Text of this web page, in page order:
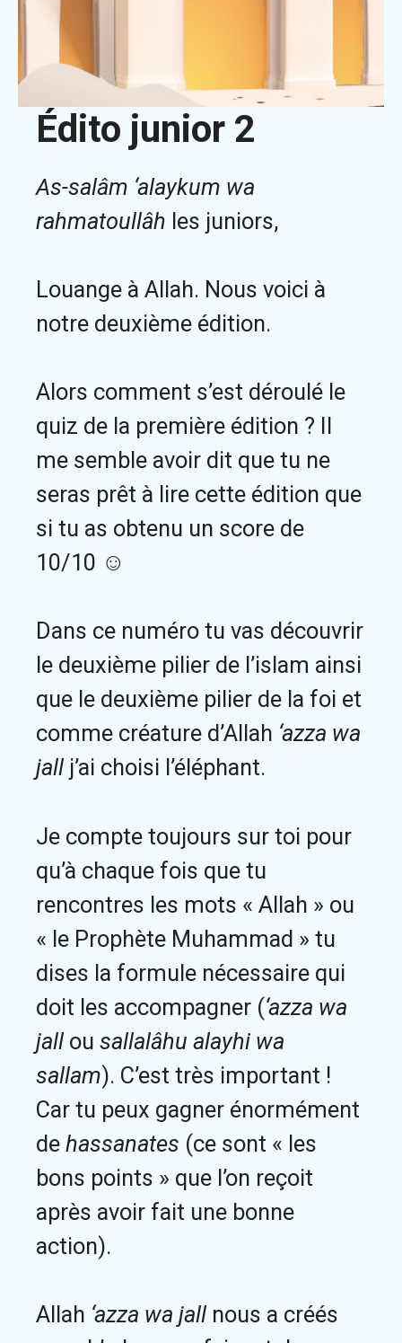
Édito junior 2
As-salâm ‘alaykum wa
rahmatoullâh les juniors,
Louange à Allah. Nous voici à
notre deuxième édition.
Alors comment s’est déroulé le
quiz de la première édition ? Il
me semble avoir dit que tu ne
seras prêt à lire cette édition que
si tu as obtenu un score de
10/10 ☺
Dans ce numéro tu vas découvrir
le deuxième pilier de l’islam ainsi
que le deuxième pilier de la foi et
comme créature d’Allah ‘azza wa
jall j’ai choisi l’éléphant.
Je compte toujours sur toi pour
qu’à chaque fois que tu
rencontres les mots « Allah » ou
« le Prophète Muhammad » tu
dises la formule nécessaire qui
doit les accompagner (‘azza wa
jall ou sallalâhu alayhi wa
sallam). C’est très important !
Car tu peux gagner énormément
de hassanates (ce sont « les
bons points » que l’on reçoit
après avoir fait une bonne
action).
Allah ‘azza wa jall nous a créés